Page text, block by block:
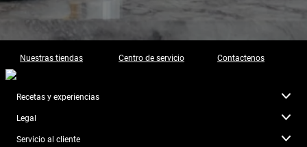
Nuestras tiendas Centro de servicio Contactenos
Recetas y experiencias
Legal
Servicio al cliente